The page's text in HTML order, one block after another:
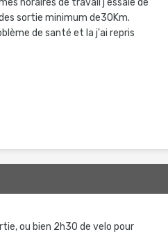
horaires de travail j'essaie de
sortie minimum de30Km.
de santé et la j'ai repris
ou bien 2h30 de velo pour